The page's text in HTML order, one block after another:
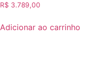
R$ 3.789,00
Adicionar ao carrinho